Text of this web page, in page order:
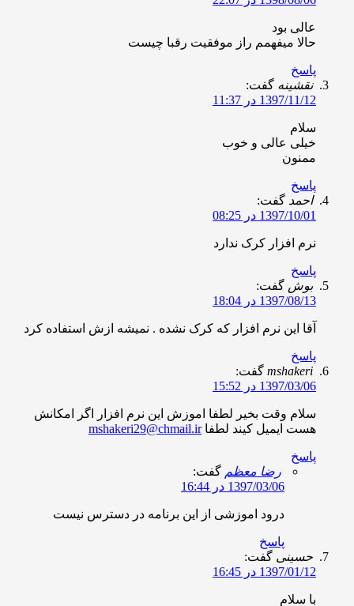
بود
میفهمم راز موفقیت رقبا چیست
نقشینه گفت:
11/12 در 11:37
عالی و خوب
گفت:
10/01 در 08:25
افزار کرک ندارد
گفت:
08/13 در 18:04
این نرم افزار که کرک نشده . نمیشه ازش استفاده کرد
mshakeri گفت:
03/06 در 15:52
وقت بخیر لطفا اموزش این نرم افزار اگر امکانش
ایمیل کیند لطفاmshakeri29@chmail.ir
رضا معظم گفت:
1397/03/06 در 16:44
درود اموزشی از این برنامه در دسترس نیست
حسینی گفت:
01/12 در 16:45